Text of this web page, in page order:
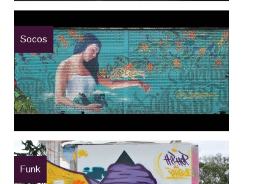
Socos
Funk